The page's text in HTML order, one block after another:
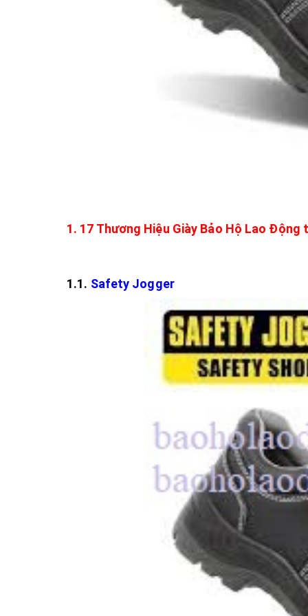
1. 17 Thương Hiệu Giày Bảo Hộ Lao
1.1. Safety Jogger